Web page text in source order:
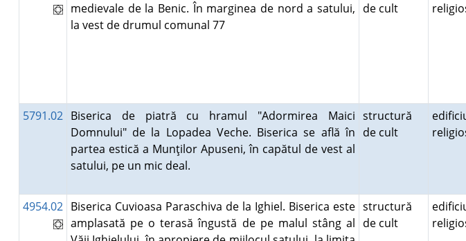
medievale de la Benic. În marginea de nord a satului,
la vest de drumul comunal 77
de cult
5791.02 Biserica de piatră cu hramul "Adormirea Maici
Domnului" de la Lopadea Veche. Biserica se află în
partea estică a Munţilor Apuseni, în capătul de vest al
satului, pe un mic deal.
structură
de cult
4954.02 Biserica Cuvioasa Paraschiva de la Ighiel. Biserica este
amplasată pe o terasă îngustă de pe malul stâng al
structură
de cult